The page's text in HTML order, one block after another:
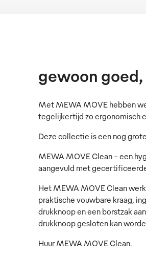
gewoon
Met MEWA MOVE hebben
tegelijkertijd zo ergonomisch
Deze collectie is een nog
MEWA MOVE Clean - een
aangevuld met
Het MEWA MOVE Clean
praktische vouwbare kraag,
drukknoop en een borstzak
drukknoop gesloten kan
Huur MEWA MOVE Clean.